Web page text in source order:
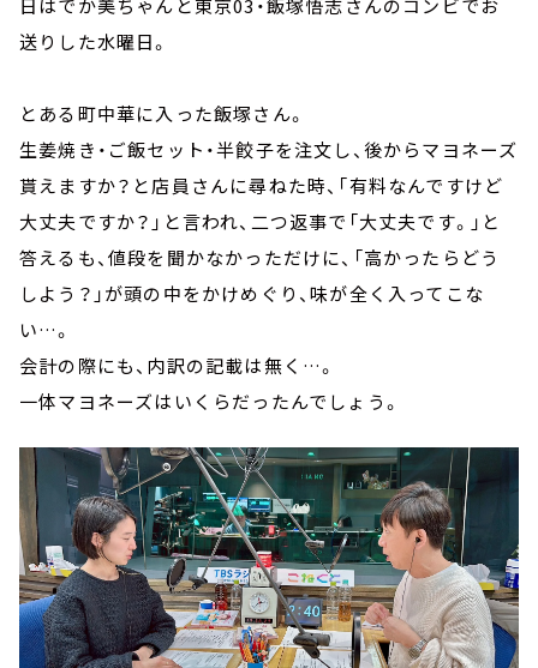
日はでか美ちゃんと東京03・飯塚悟志さんのコンビでお
送りした水曜日。
とある町中華に入った飯塚さん。
生姜焼き・ご飯セット・半餃子を注文し、後からマヨネーズ
貰えますか？と店員さんに尋ねた時、「有料なんですけど
大丈夫ですか？」と言われ、二つ返事で「大丈夫です。」と
答えるも、値段を聞かなかっただけに、「高かったらどう
しよう？」が頭の中をかけめぐり、味が全く入ってこな
い…。
会計の際にも、内訳の記載は無く …。
一体マヨネーズはいくらだったんでしょう。